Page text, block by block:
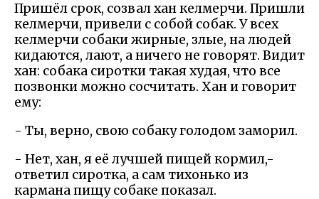
Пришёл срок, созвал хан келмерчи. Пришли
келмерчи, привели с собой собак. У всех
келмерчи собаки жирные, злые, на людей
кидаются, лают, а ничего не говорят. Видит
хан: собака сиротки такая худая, что все
позвонки можно сосчитать. Хан и говорит
ему:
- Ты, верно, свою собаку голодом заморил.
- Нет, хан, я её лучшей пищей кормил,-
ответил сиротка, а сам тихонько из
кармана пищу собаке показал.